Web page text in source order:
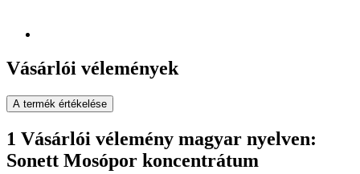
Vásárlói vélemények
A termék értékelése
1 Vásárlói vélemény magyar nyelven:
Sonett Mosópor koncentrátum